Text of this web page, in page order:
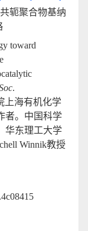
轭聚合物基纳
toward
.
上海有机化学
者。中国科学
华东理工大学
Winnik教授